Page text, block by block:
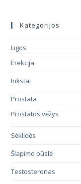
Kategorijos
Ligos
Erekcija
Inkstai
Prostata
Prostatos vėžys
Sėklidės
Šlapimo pūslė
Testosteronas